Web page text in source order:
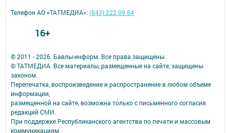
© 2011 - 2026. Бавлы-информ. Все права защищены.
© ТАТМЕДИА. Все материалы, размещенные на сайте, защищены
законом.
Перепечатка, воспроизведение и распространение в любом объеме
информации,
размещенной на сайте, возможна только с письменного согласия
редакций СМИ.
При поддержке Республиканского агентства по печати и массовым
коммуникациям.
Телефон АО «ТАТМЕДИА»:(843) 222 09 84
16+